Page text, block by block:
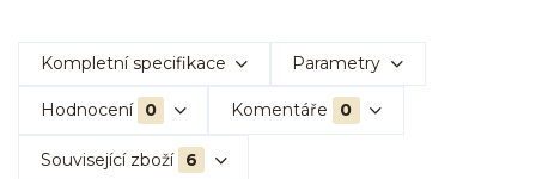
Kompletní specifikace Parametry
Hodnocení 0 Komentáře 0
Související zboží 6